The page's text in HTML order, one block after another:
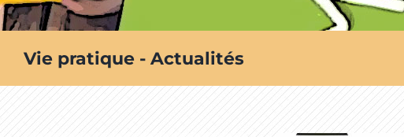
Vie pratique - Actualités